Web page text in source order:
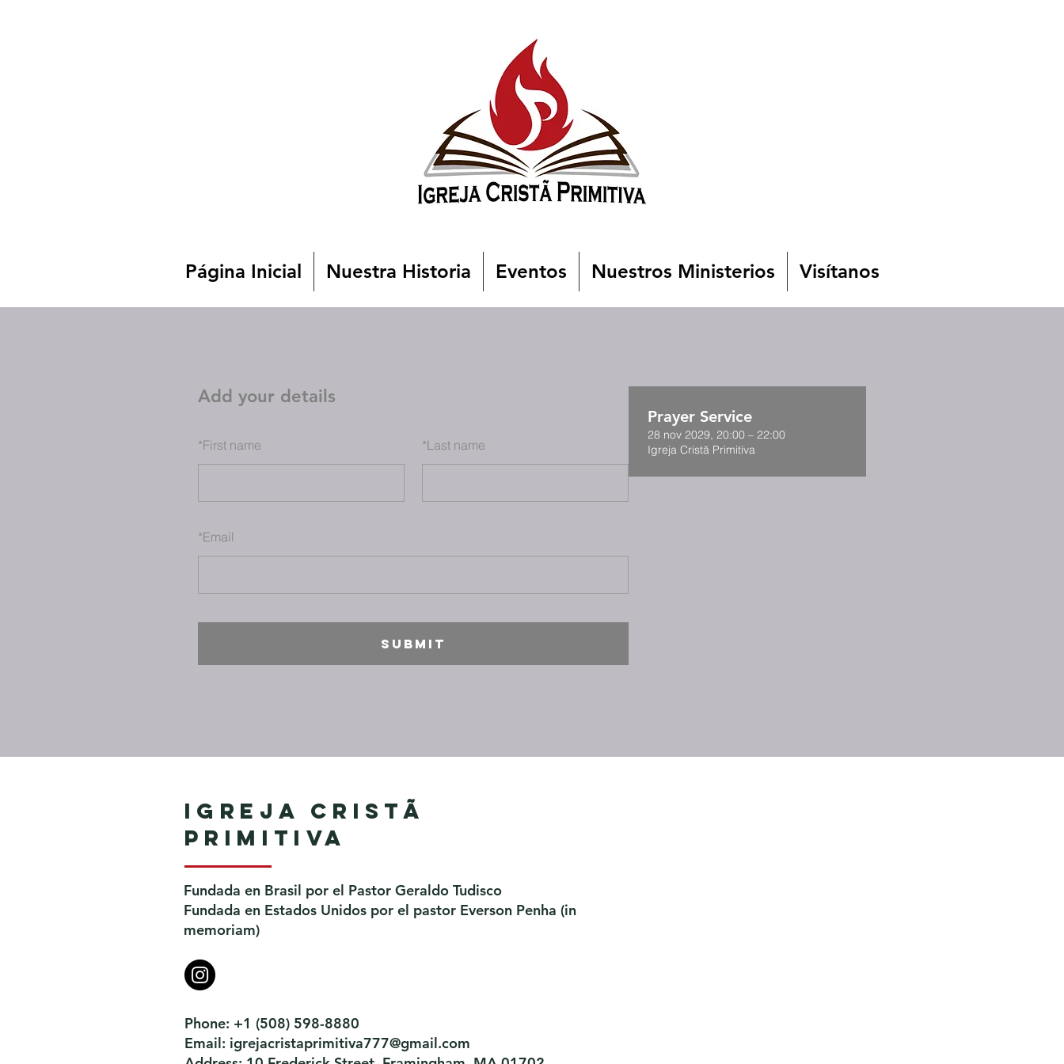
Página Inicial Nuestra Historia Eventos Nuestros Ministerios Visítanos
Add your details
*First name *Last name
*Email
SUBMIT
Prayer Service
28 nov 2029, 20:00 – 22:00
Igreja Cristã Primitiva
Igreja Cristã
Primitiva
Fundada en Brasil por el Pastor Geraldo Tudisco
Fundada en Estados Unidos por el pastor Everson Penha ​(in
memoriam)
Phone: +1 (508) 598-8880
Email: igrejacristaprimitiva777@gmail.com